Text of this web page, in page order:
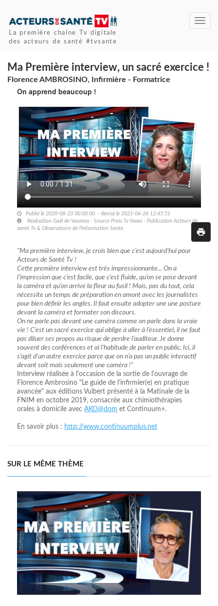
La première chaîne Tv digitale
des acteurs de santé #tvsante
Ma Première interview, un sacré exercice !
Florence AMBROSINO, Infirmière - Formatrice
On apprend beaucoup !
Publié le 2020-08-23 00:00:00 - Révisé le 2021-06-26 12:45:51
Réalisation Gaël de Vaumas - Source Press Tv News - Publication Acteurs de
santé Tv & Observatoire de l'Information Santé
"Ma première interview, je crois bien que c’est aujourd’hui pour
Acteurs de Santé Tv !
Cette première interview est très impressionnante... On a
l’impression que c’est facile, que c’est fluide, qu’on se pose devant
la caméra et qu’on arrive la fleur au fusil ! Mais, pas du tout, cela
nécessite un temps de préparation en amont avec les journalistes
pour bien définir les angles. Il faut ensuite adopter une une posture
devant la caméra et formater son discours.
On ne parle pas devant une caméra comme on parle dans la vraie
vie ! C’est un sacré exercice qui oblige à aller à l’essentiel, il ne faut
pas diluer ses propos au risque de perdre l’auditeur. Je donne
souvent des conférences et ai l’habitude de parler en public. Ici, il
s’agit d’un autre exercice parce que on n’a pas un public interactif
devant soit mais seulement une caméra !"
Interview réalisée à l'occasion de la sortie de l'ouvrage de
Florence Ambrosino "Le guide de l'infirmier(e) en pratique
avancée" aux éditions Vuibert présenté à la Matinale de la
FNIM en octobre 2019, consacrée aux chimiothérapies
orales à domicile avec AKO@dom et Continuum+.
En savoir plus : http://www.continuumplus.net
SUR LE MÊME THÈME